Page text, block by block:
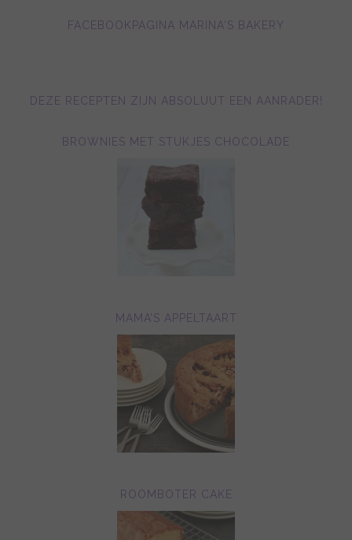
FACEBOOKPAGINA MARINA'S BAKERY
DEZE RECEPTEN ZIJN ABSOLUUT EEN AANRADER!
BROWNIES MET STUKJES CHOCOLADE
MAMA’S APPELTAART
ROOMBOTER CAKE